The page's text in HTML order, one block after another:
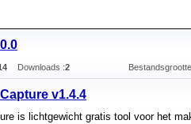
Downloads :2
v1.4.4
is lichtgewicht gratis tool voor het